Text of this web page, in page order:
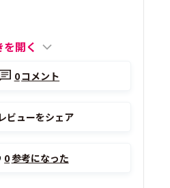
開く
0コメント
レビューをシェア
0参考になった